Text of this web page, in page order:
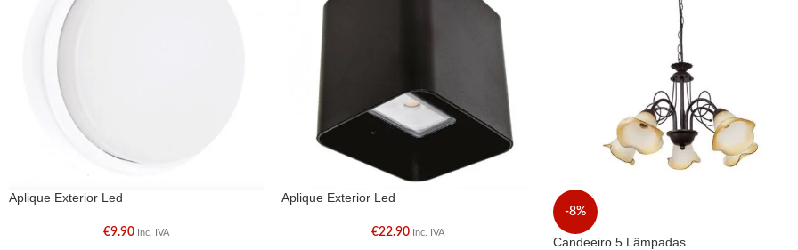
Aplique Exterior Led
€9.90 Inc. IVA
Aplique Exterior Led
€22.90 Inc. IVA
-8%
Candeeiro 5 Lâmpadas